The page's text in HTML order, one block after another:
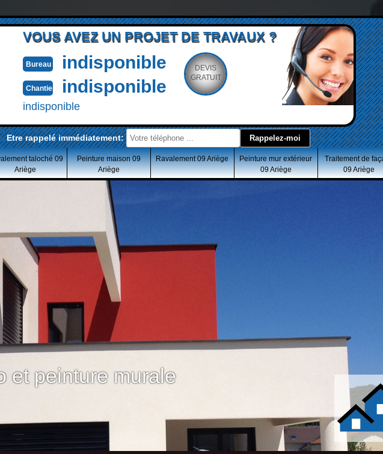
VOUS AVEZ UN PROJET DE TRAVAUX ?
Bureau indisponible
Chantier indisponible
indisponible
DEVIS
GRATUIT
Etre rappelé immédiatement:
taloché 09
Ariège
Peinture maison 09
Ariège
Ravalement 09 Ariège
Peinture mur extérieur
09 Ariège
Traitement de
09 Ariège
et peinture murale